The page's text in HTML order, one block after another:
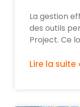
La gestion
des outils
Project. Ce
Lire la suite